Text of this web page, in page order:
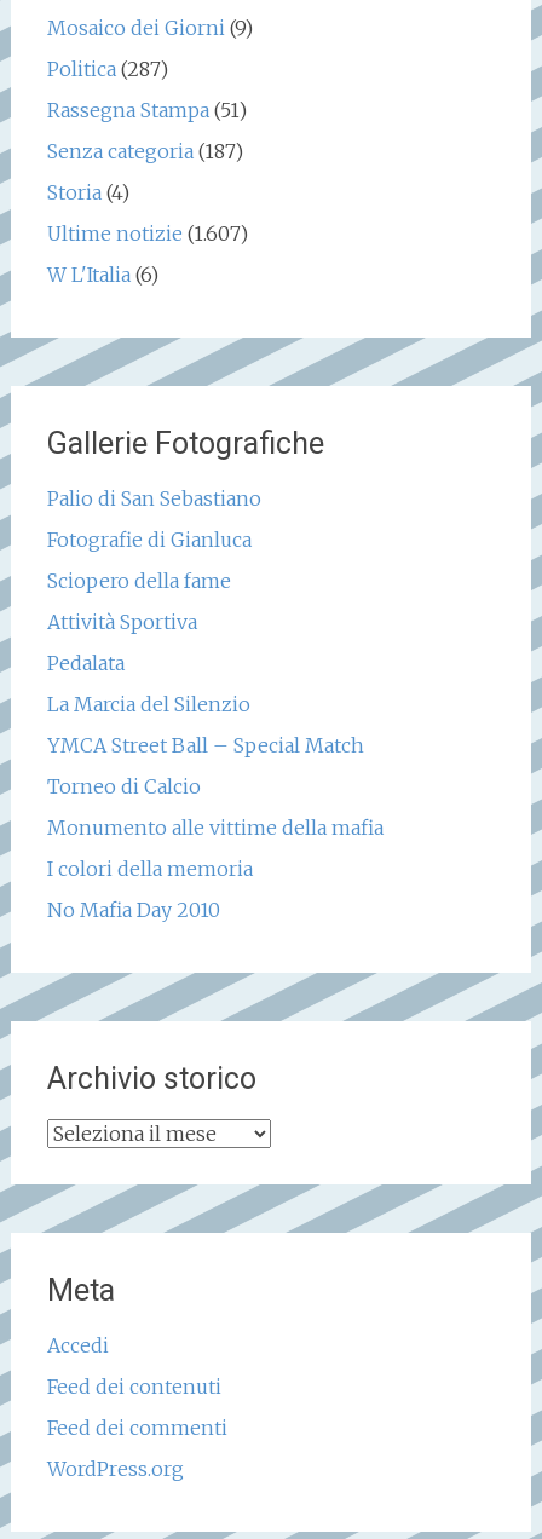
Mosaico dei Giorni(9)
Politica(287)
Rassegna Stampa(51)
Senza categoria(187)
Storia(4)
Ultime notizie (1.607)
W L'Italia(6)
Gallerie Fotografiche
Palio di San Sebastiano
Fotografie di Gianluca
Sciopero della fame
Attività Sportiva
Pedalata
La Marcia del Silenzio
YMCA Street Ball – Special Match
Torneo di Calcio
Monumento alle vittime della mafia
I colori della memoria
No Mafia Day 2010
Archivio storico
Archivio
Meta
Accedi
Feed dei contenuti
Feed dei commenti
WordPress.org